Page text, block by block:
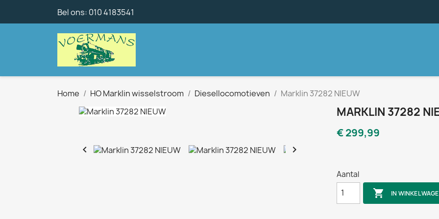
Bel ons: 010 4183541
Home HO Marklin wisselstroom Diesellocomotieven Marklin 37282 NIEUW
 
MARKLIN 37282
€ 299,99
Aantal
 IN